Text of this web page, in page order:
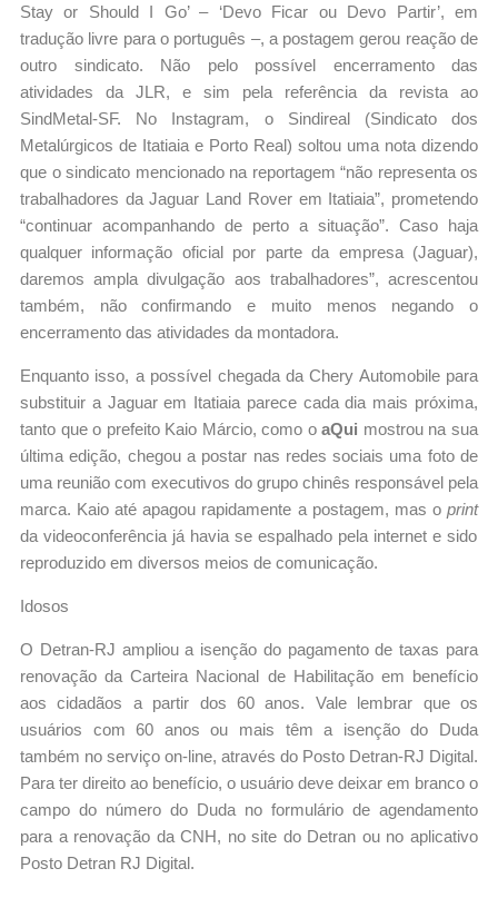
Stay or Should I Go’ – ‘Devo Ficar ou Devo Partir’, em
tradução livre para o português –, a postagem gerou reação de
outro sindicato. Não pelo possível encerramento das
atividades da JLR, e sim pela referência da revista ao
SindMetal-SF. No Instagram, o Sindireal (Sindicato dos
Metalúrgicos de Itatiaia e Porto Real) soltou uma nota dizendo
que o sindicato mencionado na reportagem “não representa os
trabalhadores da Jaguar Land Rover em Itatiaia”, prometendo
“continuar acompanhando de perto a situação”. Caso haja
qualquer informação oficial por parte da empresa (Jaguar),
daremos ampla divulgação aos trabalhadores”, acrescentou
também, não confirmando e muito menos negando o
encerramento das atividades da montadora.
Enquanto isso, a possível chegada da Chery Automobile para
substituir a Jaguar em Itatiaia parece cada dia mais próxima,
tanto que o prefeito Kaio Márcio, como oaQui mostrou na sua
última edição, chegou a postar nas redes sociais uma foto de
uma reunião com executivos do grupo chinês responsável pela
marca. Kaio até apagou rapidamente a postagem, mas o print
da videoconferência já havia se espalhado pela internet e sido
reproduzido em diversos meios de comunicação.
Idosos
O Detran-RJ ampliou a isenção do pagamento de taxas para
renovação da Carteira Nacional de Habilitação em benefício
aos cidadãos a partir dos 60 anos. Vale lembrar que os
usuários com 60 anos ou mais têm a isenção do Duda
também no serviço on-line, através do Posto Detran-RJ Digital.
Para ter direito ao benefício, o usuário deve deixar em branco o
campo do número do Duda no formulário de agendamento
para a renovação da CNH, no site do Detran ou no aplicativo
Posto Detran RJ Digital.